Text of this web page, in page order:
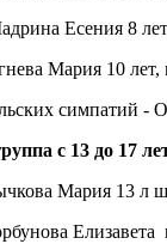
Есения 8
Мария 10
симпатий -
с 13 до 17
Мария 13 л